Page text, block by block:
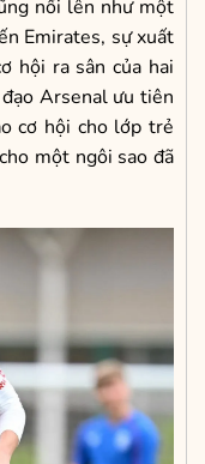
nổi lên như một
Emirates, sự xuất
hội ra sân của hai
Arsenal ưu tiên
cơ hội cho lớp trẻ
một ngôi sao đã